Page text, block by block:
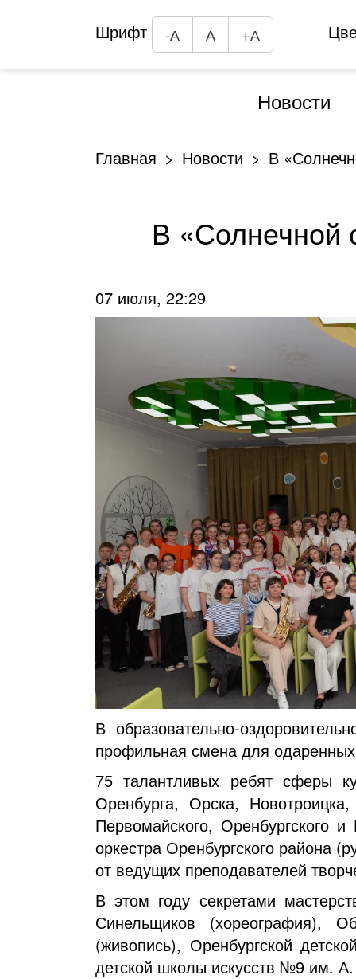
Шрифт -А А +А
Новости
Главная Новости В
В «Солнечной
07 июля, 22:29
В образовательно-
профильная смена для
75 талантливых ребят сферы
Оренбурга, Орска,
Первомайского, Оренбургского
оркестра Оренбургского района
от ведущих преподавателей
В этом году секретами
Синельщиков (хореография),
(живопись), Оренбургской
детской школы искусств №9 им.